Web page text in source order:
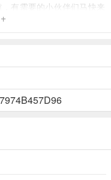
有需要的小伙伴们马快来